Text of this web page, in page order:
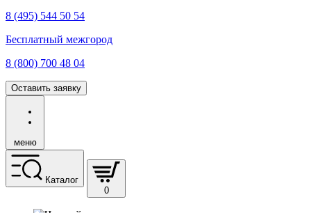
8 (495) 544 50 54
Бесплатный межгород
8 (800) 700 48 04
Оставить заявку
меню
Каталог
0